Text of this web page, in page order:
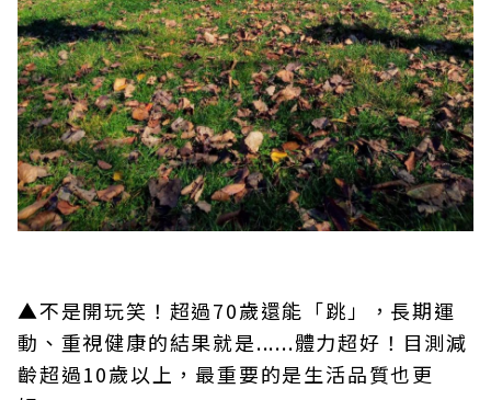
▲不是開玩笑！超過70歲還能「跳」，長期運
動、重視健康的結果就是......體力超好！目測減
齡超過10歲以上，最重要的是生活品質也更